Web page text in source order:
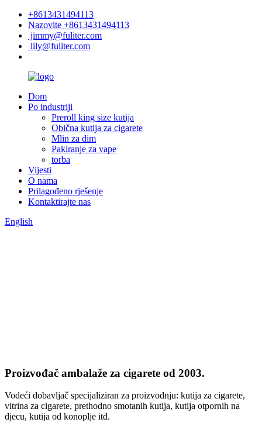
+8613431494113
Nazovite +8613431494113
jimmy@fuliter.com
lily@fuliter.com
Dom
Po industriji
Preroll king size kutija
Obična kutija za cigarete
Mlin za dim
Pakiranje za vape
torba
Vijesti
O nama
Prilagođeno rješenje
Kontaktirajte nas
English
Proizvođač ambalaže za cigarete od 2003.
Vodeći dobavljač specijaliziran za proizvodnju: kutija za cigarete,
vitrina za cigarete, prethodno smotanih kutija, kutija otpornih na
djecu, kutija od konoplje itd.